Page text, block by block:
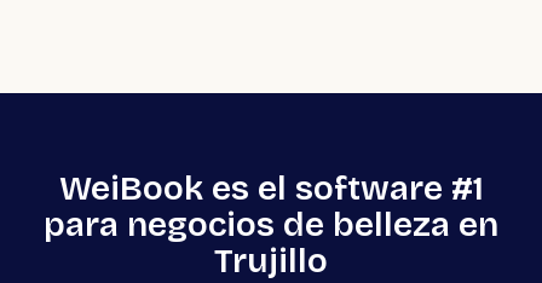
WeiBook es el software #1
para negocios de belleza en
Trujillo